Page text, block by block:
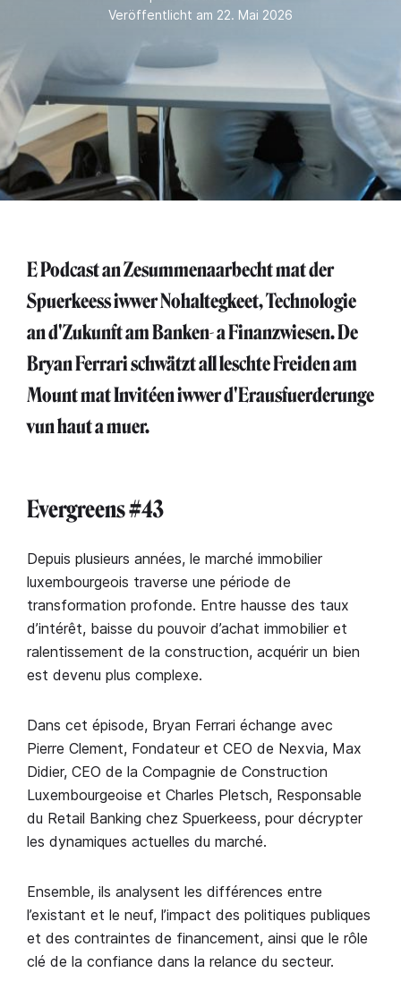
Veröffentlicht am 22. Mai 2026
E Podcast an Zesummenaarbecht mat der
Spuerkeess iwwer Nohaltegkeet, Technologie
an d'Zukunft am Banken- a Finanzwiesen. De
Bryan Ferrari schwätzt all leschte Freiden am
Mount mat Invitéen iwwer d'Erausfuerderunge
vun haut a muer.⁣
Evergreens #43
Depuis plusieurs années, le marché immobilier
luxembourgeois traverse une période de
transformation profonde. Entre hausse des taux
d’intérêt, baisse du pouvoir d’achat immobilier et
ralentissement de la construction, acquérir un bien
est devenu plus complexe.
Dans cet épisode, Bryan Ferrari échange avec
Pierre Clement, Fondateur et CEO de Nexvia, Max
Didier, CEO de la Compagnie de Construction
Luxembourgeoise et Charles Pletsch, Responsable
du Retail Banking chez Spuerkeess, pour décrypter
les dynamiques actuelles du marché.
Ensemble, ils analysent les différences entre
l’existant et le neuf, l’impact des politiques publiques
et des contraintes de financement, ainsi que le rôle
clé de la confiance dans la relance du secteur.